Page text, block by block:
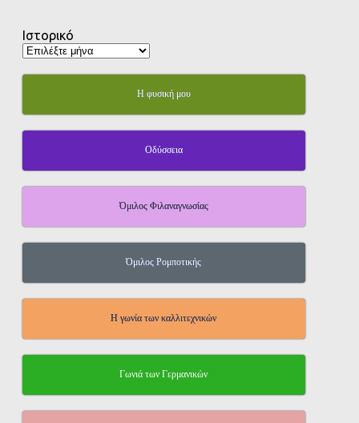
Ιστορικό
Η φυσική μου
Οδύσσεια
Όμιλος Φιλαναγνωσίας
Όμιλος Ρομποτικής
Η γωνία των καλλιτεχνικών
Γωνιά των Γερμανικών